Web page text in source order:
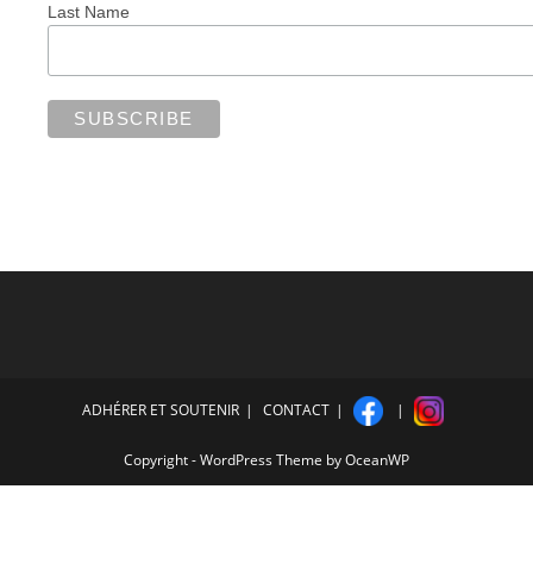
Last Name
ADHÉRER ET SOUTENIR CONTACT
Copyright - WordPress Theme by OceanWP